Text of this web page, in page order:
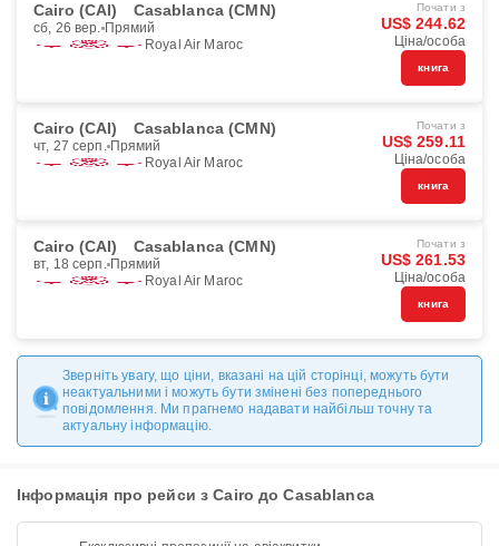
Cairo (CAI) Casablanca (CMN)
сб, 26 вер. Прямий
Royal Air Maroc
Почати з
US$ 244.62
Ціна/особа
книга
Cairo (CAI) Casablanca (CMN)
чт, 27 серп. Прямий
Royal Air Maroc
Почати з
US$ 259.11
Ціна/особа
книга
Cairo (CAI) Casablanca (CMN)
вт, 18 серп. Прямий
Royal Air Maroc
Почати з
US$ 261.53
Ціна/особа
книга
Зверніть увагу, що ціни, вказані на цій сторінці, можуть бути
неактуальними і можуть бути змінені без попереднього
повідомлення. Ми прагнемо надавати найбільш точну та
актуальну інформацію.
Інформація про рейси з Cairo до Casablanca